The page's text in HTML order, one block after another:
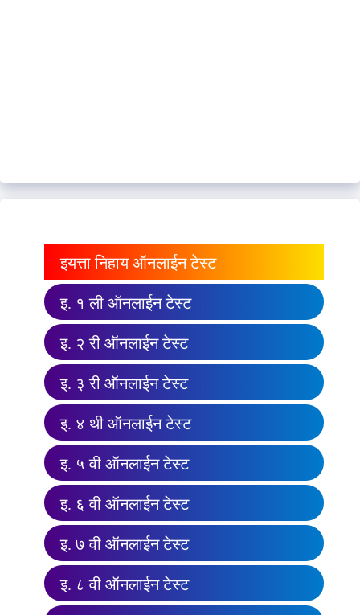
इयत्ता निहाय ऑनलाईन टेस्ट
इ. १ ली ऑनलाईन टेस्ट
इ. २ री ऑनलाईन टेस्ट
इ. ३ री ऑनलाईन टेस्ट
इ. ४ थी ऑनलाईन टेस्ट
इ. ५ वी ऑनलाईन टेस्ट
इ. ६ वी ऑनलाईन टेस्ट
इ. ७ वी ऑनलाईन टेस्ट
इ. ८ वी ऑनलाईन टेस्ट